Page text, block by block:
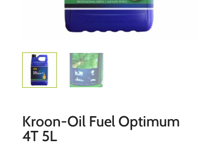
Kroon-Oil Fuel Optimum
4T 5L